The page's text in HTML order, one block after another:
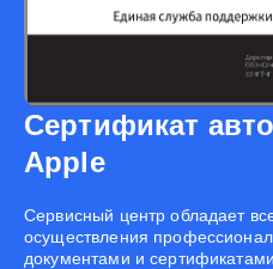
Сертификат
Apple
Cервисный центр обладает
осуществления
документами и